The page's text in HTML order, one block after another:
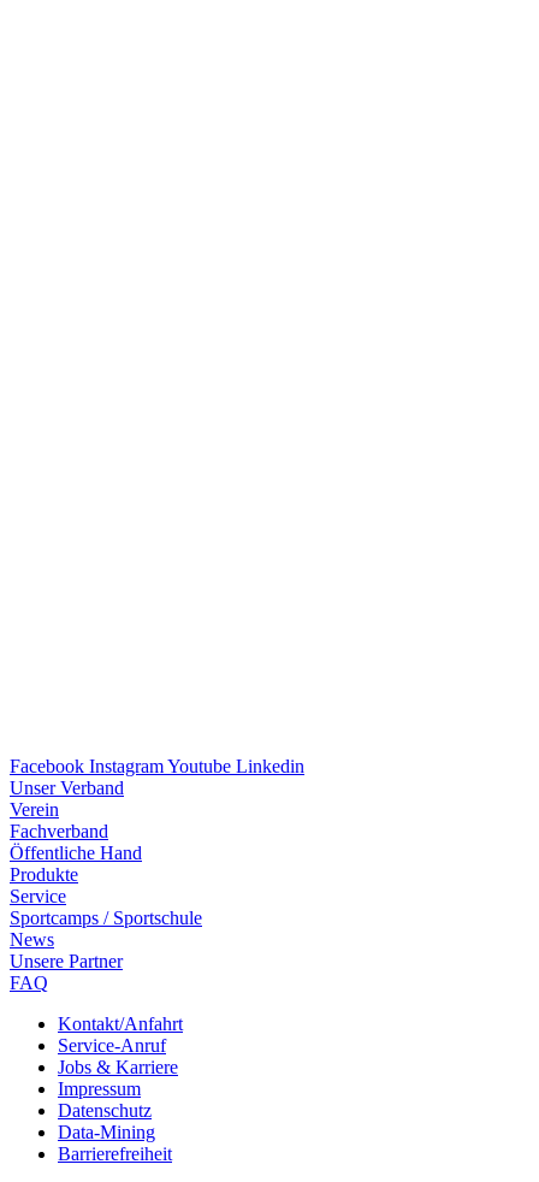
Facebook InstagramYoutube Linkedin
Unser Verband
Verein
Fach­ver­band
Öffent­li­che Hand
Produkte
Service
Sport­camps / Sportschule
News
Unsere Part­ner
FAQ
Kontakt/​​Anfahrt
Service-Anruf
Jobs & Karriere
Impres­sum
Daten­schutz
Data-Mining
Barrie­re­frei­heit